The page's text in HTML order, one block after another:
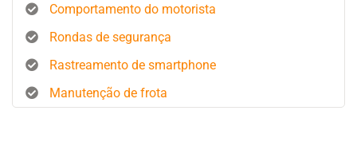
Comportamento do motorista
Rondas de segurança
Rastreamento de smartphone
Manutenção de frota